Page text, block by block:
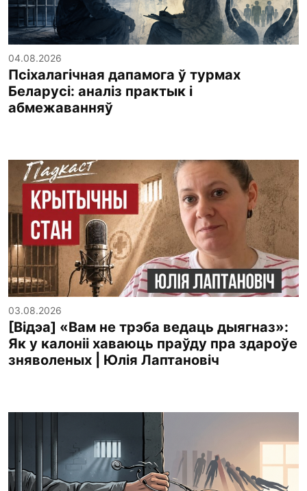
04.08.2026
Псіхалагічная дапамога ў турмах
Беларусі: аналіз практык і
абмежаванняў
03.08.2026
[Відэа] «Вам не трэба ведаць дыягназ»:
Як у калоніі хаваюць праўду пра здароўе
зняволеных | Юлія Лаптановіч